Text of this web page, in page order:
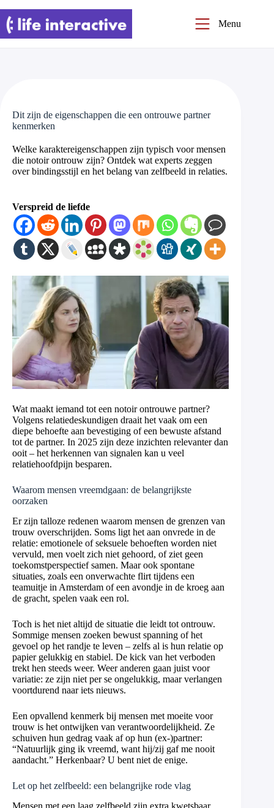
naar
de
inhoud
Menu
Dit zijn de eigenschappen die een ontrouwe partner
kenmerken
Welke karaktereigenschappen zijn typisch voor mensen
die notoir ontrouw zijn? Ontdek wat experts zeggen
over bindingsstijl en het belang van zelfbeeld in relaties.
Verspreid de liefde
Wat maakt iemand tot een notoir ontrouwe partner?
Volgens relatiedeskundigen draait het vaak om een
diepe behoefte aan bevestiging of een bewuste afstand
tot de partner. In 2025 zijn deze inzichten relevanter dan
ooit – het herkennen van signalen kan u veel
relatiehoofdpijn besparen.
Waarom mensen vreemdgaan: de belangrijkste
oorzaken
Er zijn talloze redenen waarom mensen de grenzen van
trouw overschrijden. Soms ligt het aan onvrede in de
relatie: emotionele of seksuele behoeften worden niet
vervuld, men voelt zich niet gehoord, of ziet geen
toekomstperspectief samen. Maar ook spontane
situaties, zoals een onverwachte flirt tijdens een
teamuitje in Amsterdam of een avondje in de kroeg aan
de gracht, spelen vaak een rol.
Toch is het niet altijd de situatie die leidt tot ontrouw.
Sommige mensen zoeken bewust spanning of het
gevoel op het randje te leven – zelfs al is hun relatie op
papier gelukkig en stabiel. De kick van het verboden
trekt hen steeds weer. Weer anderen gaan juist voor
variatie: ze zijn niet per se ongelukkig, maar verlangen
voortdurend naar iets nieuws.
Een opvallend kenmerk bij mensen met moeite voor
trouw is het ontwijken van verantwoordelijkheid. Ze
schuiven hun gedrag vaak af op hun (ex-)partner:
“Natuurlijk ging ik vreemd, want hij/zij gaf me nooit
aandacht.” Herkenbaar? U bent niet de enige.
Let op het zelfbeeld: een belangrijke rode vlag
Mensen met een laag zelfbeeld zijn extra kwetsbaar